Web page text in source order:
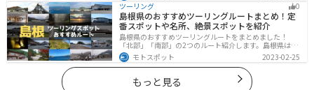
参考にしてください。
ツーリング
0
島根県のおすすめツーリングルートまとめ！定
番スポットや名所、絶景スポットを紹介
島根県のおすすめツーリングルートをまとめました！
「北部」「南部」の2つのルート紹介します。島根県は、
海と山が近く、1日で全然違う景色を堪能することができ
ます。バイクで島根県にツーリングに行く際は参考にし
てください。
モトスポット 2023-02-25
もっと見る